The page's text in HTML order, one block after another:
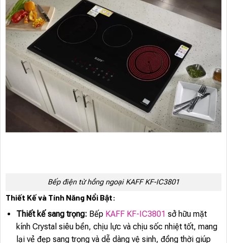
Bếp điện từ hồng ngoại KAFF KF-IC3801
Thiết Kế và Tính Năng Nổi Bật:
Thiết kế sang trọng: Bếp KAFF KF-IC3801 sở hữu mặt
kính Crystal siêu bền, chịu lực và chịu sốc nhiệt tốt, mang
lại vẻ đẹp sang trọng và dễ dàng vệ sinh, đồng thời giúp